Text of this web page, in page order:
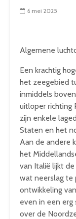
6 mei 2025
Algemene
Een krachtig
het zeegebied
inmiddels
uitloper richting
zijn enkele
Staten en het
Aan de andere
het
van Italië lijkt
wat neerslag te
ontwikkeling
even in een erg
over de